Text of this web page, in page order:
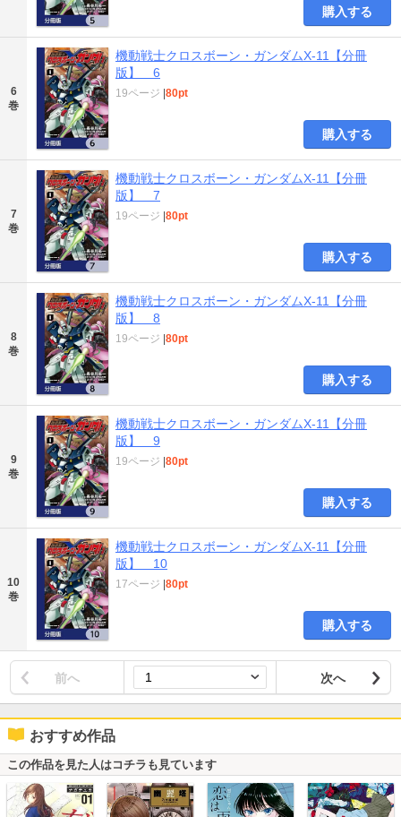
購入する
6
巻
機動戦士クロスボーン・ガンダムX-11【分冊
版】 6
19ページ |80pt
購入する
7
巻
機動戦士クロスボーン・ガンダムX-11【分冊
版】 7
19ページ |80pt
購入する
8
巻
機動戦士クロスボーン・ガンダムX-11【分冊
版】 8
19ページ |80pt
購入する
9
巻
機動戦士クロスボーン・ガンダムX-11【分冊
版】 9
19ページ |80pt
購入する
10
巻
機動戦士クロスボーン・ガンダムX-11【分冊
版】 10
17ページ |80pt
購入する
前へ 次へ
おすすめ作品
この作品を見た人はコチラも見ています